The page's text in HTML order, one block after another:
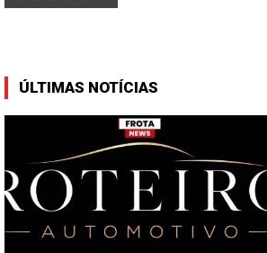
ÚLTIMAS NOTÍCIAS